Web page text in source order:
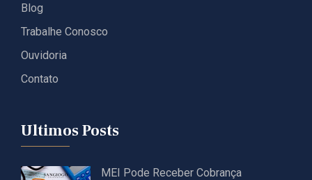
Blog
Trabalhe Conosco
Ouvidoria
Contato
Ultimos Posts
MEI Pode Receber Cobrança